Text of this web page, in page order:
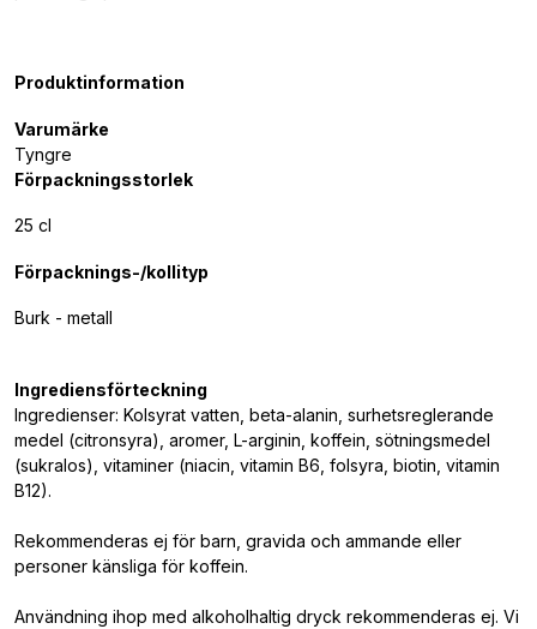
Produktinformation
Varumärke
Tyngre
Förpackningsstorlek
25 cl
Förpacknings-/kollityp
Burk - metall
Ingrediensförteckning
Ingredienser: Kolsyrat vatten, beta-alanin, surhetsreglerande
medel (citronsyra), aromer, L-arginin, koffein, sötningsmedel
(sukralos), vitaminer (niacin, vitamin B6, folsyra, biotin, vitamin
B12).
Rekommenderas ej för barn, gravida och ammande eller
personer känsliga för koffein.
Användning ihop med alkoholhaltig dryck rekommenderas ej. Vi